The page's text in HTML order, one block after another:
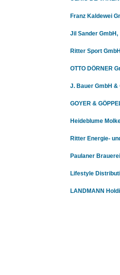
Franz Kaldewei
Jil Sander GmbH,
Ritter Sport
OTTO DÖRNER
J. Bauer GmbH &
GOYER &
Heideblume
Ritter Energie-
Paulaner
Lifestyle
LANDMANN